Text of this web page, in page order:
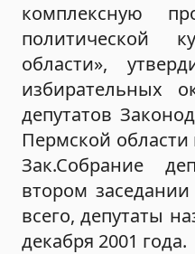
комплексную
политической
области»,
избирательных
депутатов
Пермской
Зак.Собрание
втором заседании
всего, депутаты
декабря 2001 года.